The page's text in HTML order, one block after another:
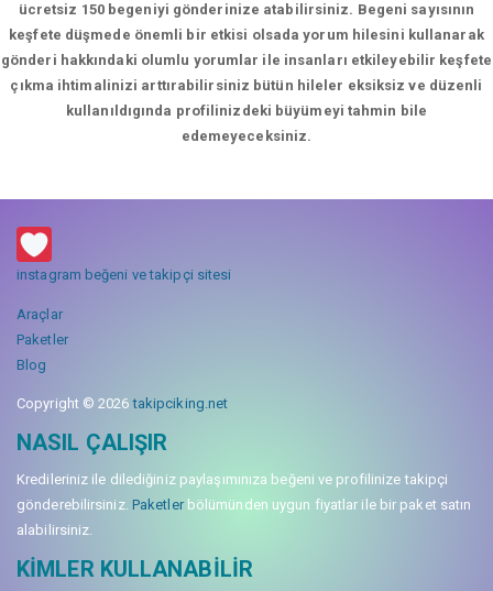
ücretsiz 150 begeniyi gönderinize atabilirsiniz. Begeni sayısının
keşfete düşmede önemli bir etkisi olsada yorum hilesini kullanarak
gönderi hakkındaki olumlu yorumlar ile insanları etkileyebilir keşfete
çıkma ihtimalinizi arttırabilirsiniz bütün hileler eksiksiz ve düzenli
kullanıldıgında profilinizdeki büyümeyi tahmin bile
edemeyeceksiniz.
instagram beğeni ve takipçi sitesi
Araçlar
Paketler
Blog
Copyright © 2026takipciking.net
NASIL ÇALIŞIR
Kredileriniz ile dilediğiniz paylaşımınıza beğeni ve profilinize takipçi
gönderebilirsiniz. Paketlerbölümünden uygun fiyatlar ile bir paket satın
alabilirsiniz.
KIMLER KULLANABILIR